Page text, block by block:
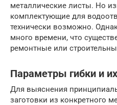
металлические листы. Но
комплектующие для
технически возможно.
много времени, что
ремонтные или
Параметры гибки и
Для выяснения
заготовки из конкретного